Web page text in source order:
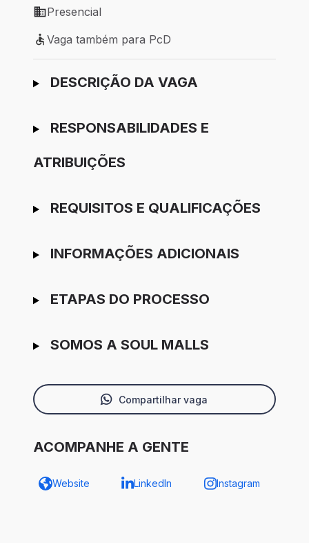
Modelo de trabalho: Presencial
Presencial
Vaga também para PcD
Vaga também para PcD
Ir para candidatura
DESCRIÇÃO DA VAGA
RESPONSABILIDADES E
ATRIBUIÇÕES
REQUISITOS E QUALIFICAÇÕES
INFORMAÇÕES ADICIONAIS
ETAPAS DO PROCESSO
SOMOS A SOUL MALLS
Compartilhar vaga
ACOMPANHE A GENTE
Website LinkedIn Instagram